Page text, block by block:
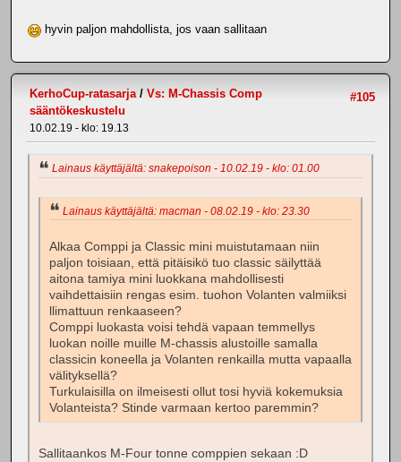
hyvin paljon mahdollista, jos vaan sallitaan
#105
KerhoCup-ratasarja / Vs: M-Chassis Comp
sääntökeskustelu
10.02.19 - klo: 19.13
Lainaus käyttäjältä: snakepoison - 10.02.19 - klo: 01.00
Lainaus käyttäjältä: macman - 08.02.19 - klo: 23.30
Alkaa Comppi ja Classic mini muistutamaan niin
paljon toisiaan, että pitäisikö tuo classic säilyttää
aitona tamiya mini luokkana mahdollisesti
vaihdettaisiin rengas esim. tuohon Volanten valmiiksi
llimattuun renkaaseen?
Comppi luokasta voisi tehdä vapaan temmellys
luokan noille muille M-chassis alustoille samalla
classicin koneella ja Volanten renkailla mutta vapaalla
välityksellä?
Turkulaisilla on ilmeisesti ollut tosi hyviä kokemuksia
Volanteista? Stinde varmaan kertoo paremmin?
Sallitaankos M-Four tonne comppien sekaan :D